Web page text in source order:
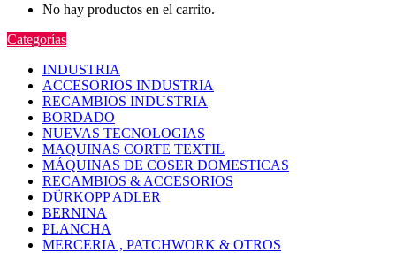
No hay productos en el carrito.
Categorías
INDUSTRIA
ACCESORIOS INDUSTRIA
RECAMBIOS INDUSTRIA
BORDADO
NUEVAS TECNOLOGIAS
MAQUINAS CORTE TEXTIL
MÁQUINAS DE COSER DOMESTICAS
RECAMBIOS & ACCESORIOS
DÜRKOPP ADLER
BERNINA
PLANCHA
MERCERIA , PATCHWORK & OTROS